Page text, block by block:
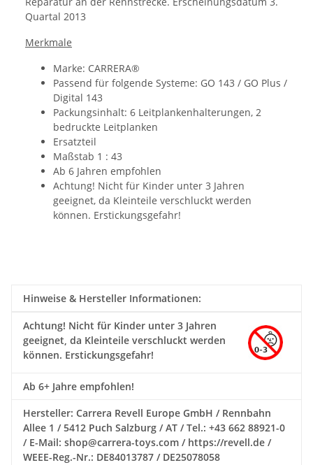
Quartal 2013
Merkmale
Marke: CARRERA®
Passend für folgende Systeme: GO 143 / GO Plus /
Digital 143
Packungsinhalt: 6 Leitplankenhalterungen, 2
bedruckte Leitplanken
Ersatzteil
Maßstab 1 : 43
Ab 6 Jahren empfohlen
Achtung! Nicht für Kinder unter 3 Jahren
geeignet, da Kleinteile verschluckt werden
können. Erstickungsgefahr!
Hinweise & Hersteller Informationen:
Achtung! Nicht für Kinder unter 3 Jahren
geeignet, da Kleinteile verschluckt werden
können. Erstickungsgefahr!
Ab 6+ Jahre empfohlen!
Hersteller: Carrera Revell Europe GmbH / Rennbahn
Allee 1 / 5412 Puch Salzburg / AT / Tel.: +43 662 88921-0
/ E-Mail: shop@carrera-toys.com / https://revell.de /
WEEE-Reg.-Nr.: DE84013787 / DE25078058